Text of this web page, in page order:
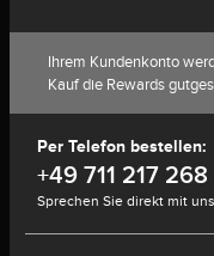
Ihrem Kundenkonto
Kauf die Rewards
Per Telefon bestellen:
+49 711 217
Sprechen Sie direkt mit